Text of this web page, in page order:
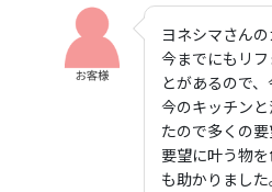
ヨネシマさんの
今までにもリ
とがあるので、
今のキッチン
たので多くの要
要望に叶う物
も助かりました